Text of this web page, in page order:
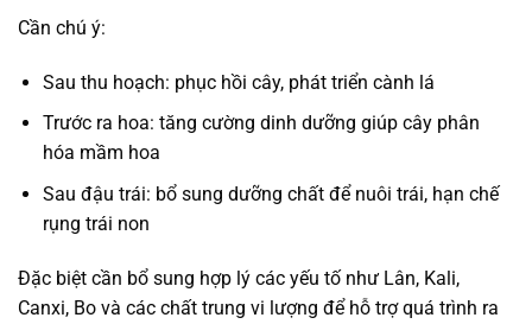
Cần chú ý:
Sau thu hoạch: phục hồi cây, phát triển cành lá
Trước ra hoa: tăng cường dinh dưỡng giúp cây phân
hóa mầm hoa
Sau đậu trái: bổ sung dưỡng chất để nuôi trái, hạn chế
rụng trái non
Đặc biệt cần bổ sung hợp lý các yếu tố như Lân, Kali,
Canxi, Bo và các chất trung vi lượng để hỗ trợ quá trình ra